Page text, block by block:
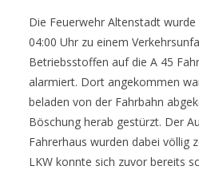
Die Feuerwehr Altenstadt
04:00 Uhr zu einem
Betriebsstoffen auf die A 45
alarmiert. Dort angekommen
beladen von der Fahrbahn
Böschung herab gestürzt. Der
Fahrerhaus wurden dabei völlig
LKW konnte sich zuvor bereits